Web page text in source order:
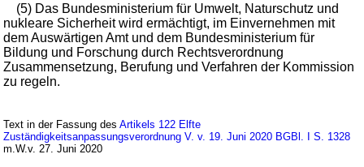
(5) Das Bundesministerium für Umwelt, Naturschutz und
nukleare Sicherheit wird ermächtigt, im Einvernehmen mit
dem Auswärtigen Amt und dem Bundesministerium für
Bildung und Forschung durch Rechtsverordnung
Zusammensetzung, Berufung und Verfahren der Kommission
zu regeln.
Text in der Fassung desArtikels 122 Elfte
Zuständigkeitsanpassungsverordnung V. v. 19. Juni 2020 BGBl. I S. 1328
m.W.v. 27. Juni 2020